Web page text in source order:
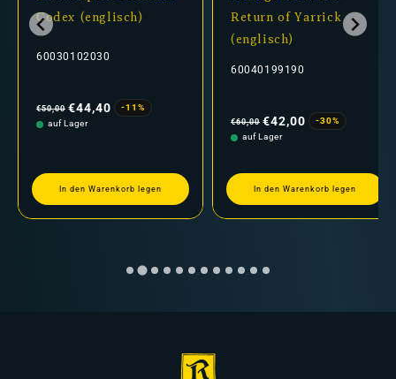
Codex (englisch)
60030102030
Preis
€50,00 €44,40
-11%
auf Lager
In den Warenkorb legen
Return of Yarrick
(englisch)
60040199190
Preis
€60,00 €42,00
-30%
auf Lager
In den Warenkorb legen